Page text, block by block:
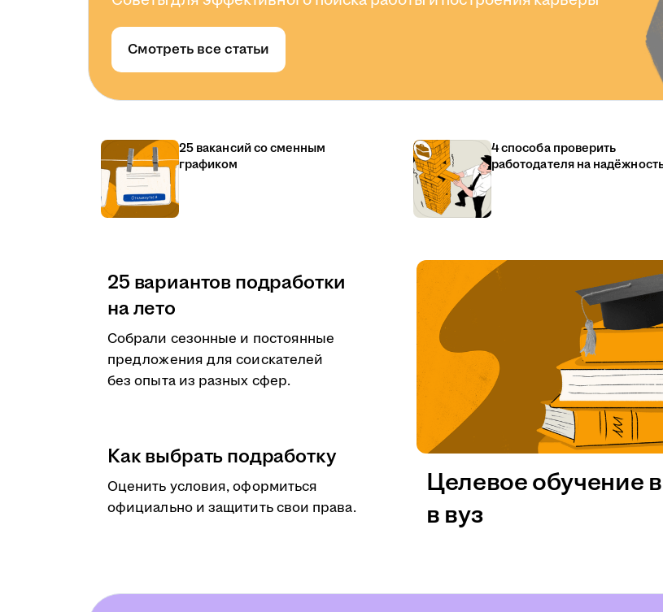
Смотреть все статьи
25 вакансий со сменным
графиком
4 способа проверить
работодателя на
25 вариантов подработки
на лето
Собрали сезонные и постоянные
предложения для соискателей
без опыта из разных сфер.
Как выбрать подработку
Оценить условия, оформиться
официально и защитить свои права.
Целевое обучение
в вуз